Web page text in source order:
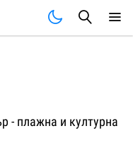
- плажна и културна